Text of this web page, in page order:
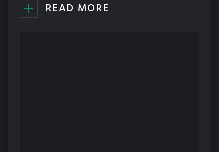
READ MORE